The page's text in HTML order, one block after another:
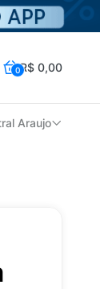
0R$ 0,00
Araujo